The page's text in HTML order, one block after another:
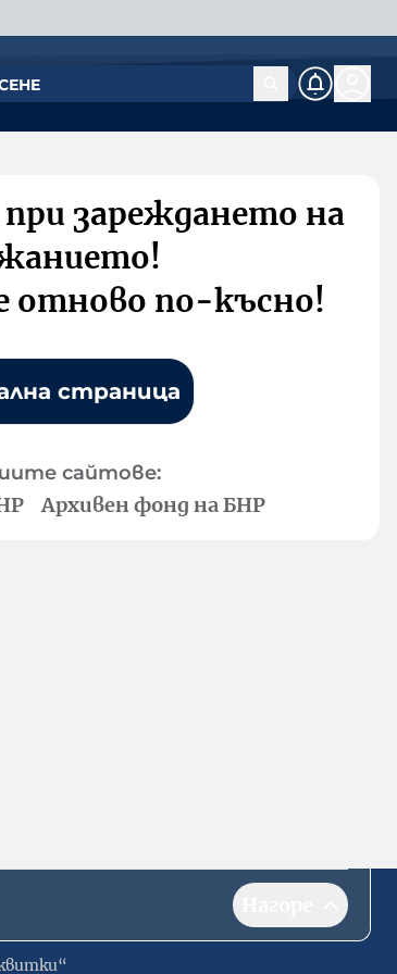
зареждането на
отново по-късно!
страница
сайтове:
Архивен фонд на БНР